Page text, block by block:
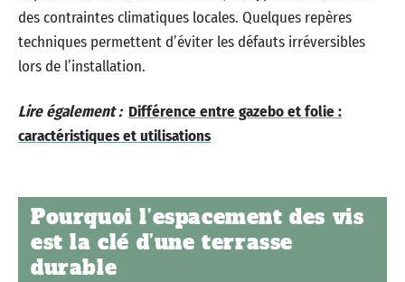
des contraintes climatiques locales. Quelques repères
techniques permettent d’éviter les défauts irréversibles
lors de l’installation.
Lire également : Différence entre gazebo et folie :
caractéristiques et utilisations
Pourquoi l’espacement des vis
est la clé d’une terrasse
durable